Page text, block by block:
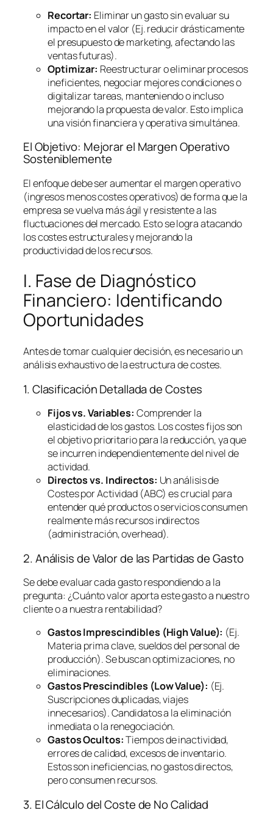
Recortar: Eliminar un gasto sin evaluar su
impacto en el valor (Ej. reducir drásticamente
el presupuesto de marketing, afectando las
ventas futuras).
Optimizar: Reestructurar o eliminar procesos
ineficientes, negociar mejores condiciones o
digitalizar tareas, manteniendo o incluso
mejorando la propuesta de valor. Esto implica
una visión financiera y operativa simultánea.
El Objetivo: Mejorar el Margen Operativo
Sosteniblemente
El enfoque debe ser aumentar el margen operativo
(ingresos menos costes operativos) de forma que la
empresa se vuelva más ágil y resistente a las
fluctuaciones del mercado. Esto se logra atacando
los costes estructurales y mejorando la
productividad de los recursos.
I. Fase de Diagnóstico
Financiero: Identificando
Oportunidades
Antes de tomar cualquier decisión, es necesario un
análisis exhaustivo de la estructura de costes.
1. Clasificación Detallada de Costes
Fijos vs. Variables: Comprender la
elasticidad de los gastos. Los costes fijos son
el objetivo prioritario para la reducción, ya que
se incurren independientemente del nivel de
actividad.
Directos vs. Indirectos: Un análisis de
Costes por Actividad (ABC) es crucial para
entender qué productos o servicios consumen
realmente más recursos indirectos
(administración,overhead).
2. Análisis de Valor de las Partidas de Gasto
Se debe evaluar cada gasto respondiendo a la
pregunta: ¿Cuánto valor aporta este gasto a nuestro
cliente o a nuestra rentabilidad?
Gastos Imprescindibles (High Value): (Ej.
Materia prima clave, sueldos del personal de
producción). Se buscan optimizaciones, no
eliminaciones.
Gastos Prescindibles (Low Value): (Ej.
Suscripciones duplicadas, viajes
innecesarios). Candidatos a la eliminación
inmediata o la renegociación.
Gastos Ocultos:Tiempos de inactividad,
errores de calidad, excesos de inventario.
Estos son ineficiencias, no gastos directos,
pero consumen recursos.
3. El Cálculo del Coste de No Calidad